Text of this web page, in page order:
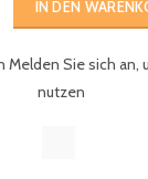
IN DEN
Melden Sie sich an,
nutzen